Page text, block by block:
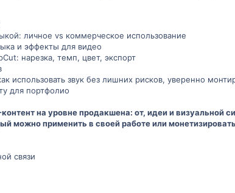
личное vs коммерческое использование
и эффекты для видео
нарезка, темп, цвет, экспорт
использовать звук без лишних рисков, уверенно
для портфолио
на уровне продакшена: от, идеи и визуальной
можно применить в своей работе или
связи